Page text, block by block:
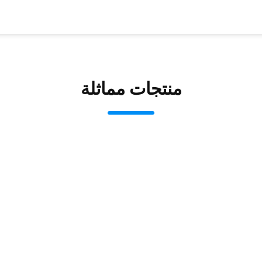
منتجات مماثلة